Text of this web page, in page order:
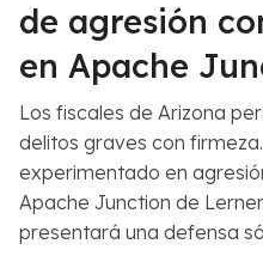
de agresión
en Apache
Los fiscales de Arizona
delitos graves con
experimentado en
Apache Junction de
presentará una defensa